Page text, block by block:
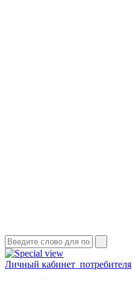
Личный кабинет потребителя